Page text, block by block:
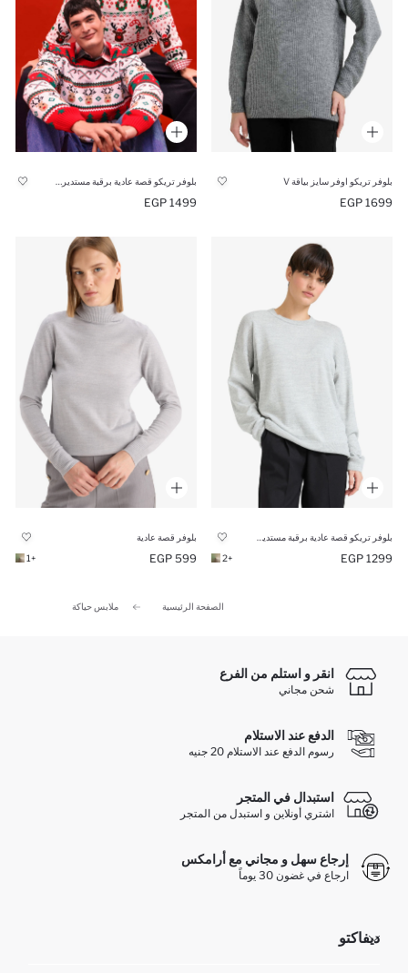
بلوفر تريكو اوفر سايز بياقة V
1699 EGP
1499 EGP
1299 EGP
+2
بلوفر قصة عادية
599 EGP
+1
الصفحة الرئيسية ملابس حياكة
انقر و استلم من الفرع
شحن مجاني
الدفع عند الاستلام
رسوم الدفع عند الاستلام 20 جنيه
استبدال في المتجر
اشتري أونلاين و استبدل من المتجر
إرجاع سهل و مجاني مع أرامكس
ارجاع في غضون 30 يوماً
ديفاكتو